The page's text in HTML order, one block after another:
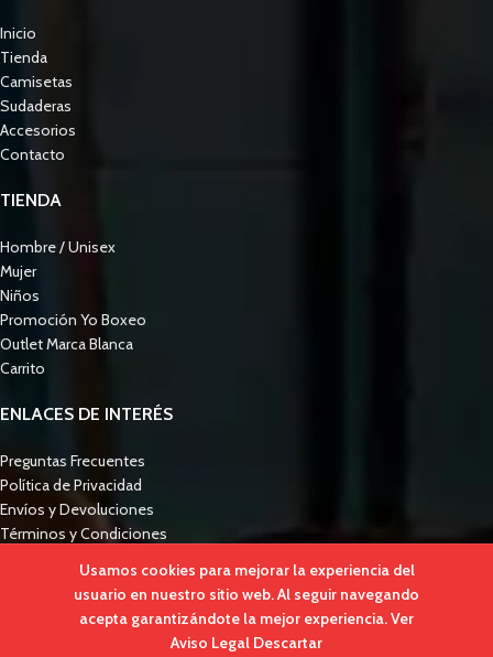
Inicio
Tienda
Camisetas
Sudaderas
Accesorios
Contacto
TIENDA
Hombre / Unisex
Mujer
Niños
Promoción Yo Boxeo
Outlet Marca Blanca
Carrito
ENLACES DE INTERÉS
Preguntas Frecuentes
Política de Privacidad
Envíos y Devoluciones
Términos y Condiciones
YO BOXEO
Usamos cookies para mejorar la experiencia del
usuario en nuestro sitio web. Al seguir navegando
acepta garantizándote la mejor experiencia.Ver
Aviso Legal Descartar